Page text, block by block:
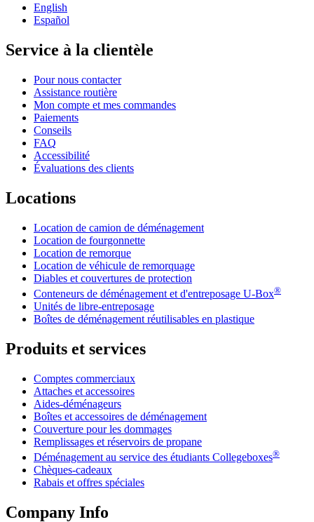
English
Español
Service à la clientèle
Pour nous contacter
Assistance routière
Mon compte et mes commandes
Paiements
Conseils
FAQ
Accessibilité
Évaluations des clients
Locations
Location de camion de déménagement
Location de fourgonnette
Location de remorque
Location de véhicule de remorquage
Diables et couvertures de protection
Conteneurs de déménagement et d'entreposage U-Box®
Unités de libre-entreposage
Boîtes de déménagement réutilisables en plastique
Produits et services
Comptes commerciaux
Attaches et accessoires
Aides-déménageurs
Boîtes et accessoires de déménagement
Couverture pour les dommages
Remplissages et réservoirs de propane
Déménagement au service des étudiants Collegeboxes®
Chèques-cadeaux
Rabais et offres spéciales
Company Info